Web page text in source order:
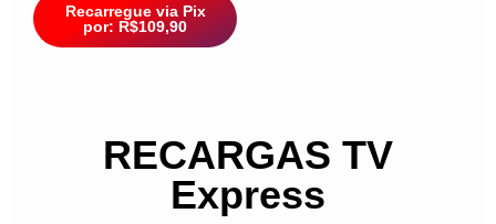
Recarregue via Pix
por: R$109,90
RECARGAS TV
Express